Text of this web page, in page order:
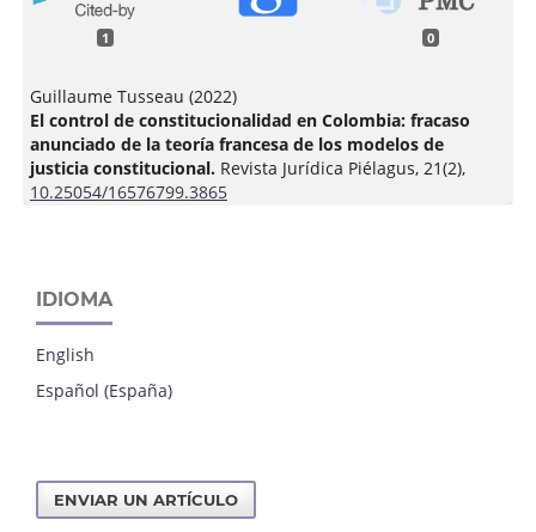
1 0
Guillaume Tusseau (2022)
El control de constitucionalidad en Colombia: fracaso
anunciado de la teoría francesa de los modelos de
justicia constitucional. Revista Jurídica Piélagus, 21(2),
10.25054/16576799.3865
IDIOMA
English
Español (España)
ENVIAR UN ARTÍCULO